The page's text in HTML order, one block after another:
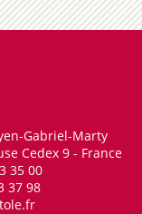
Gabriel-Marty
Cedex 9 - France
35 00
37 98